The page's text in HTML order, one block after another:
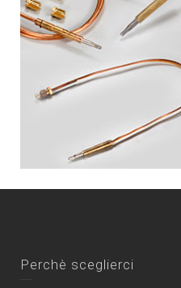
Perchè sceglierci